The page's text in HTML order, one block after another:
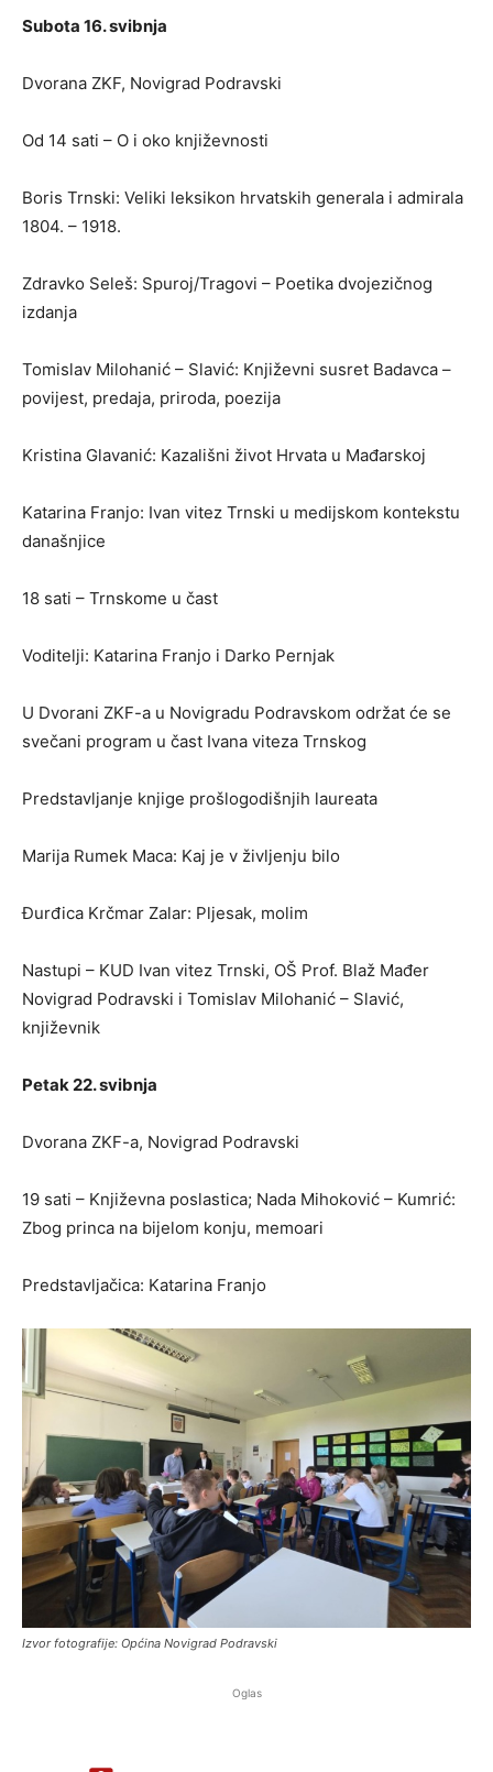
Subota 16. svibnja
Dvorana ZKF, Novigrad Podravski
Od 14 sati – O i oko književnosti
Boris Trnski: Veliki leksikon hrvatskih generala i admirala
1804. – 1918.
Zdravko Seleš: Spuroj/Tragovi – Poetika dvojezičnog
izdanja
Tomislav Milohanić – Slavić: Književni susret Badavca –
povijest, predaja, priroda, poezija
Kristina Glavanić: Kazališni život Hrvata u Mađarskoj
Katarina Franjo: Ivan vitez Trnski u medijskom kontekstu
današnjice
18 sati – Trnskome u čast
Voditelji: Katarina Franjo i Darko Pernjak
U Dvorani ZKF-a u Novigradu Podravskom održat će se
svečani program u čast Ivana viteza Trnskog
Predstavljanje knjige prošlogodišnjih laureata
Marija Rumek Maca: Kaj je v življenju bilo
Đurđica Krčmar Zalar: Pljesak, molim
Nastupi – KUD Ivan vitez Trnski, OŠ Prof. Blaž Mađer
Novigrad Podravski i Tomislav Milohanić – Slavić,
književnik
Petak 22. svibnja
Dvorana ZKF-a, Novigrad Podravski
19 sati – Književna poslastica; Nada Mihoković – Kumrić:
Zbog princa na bijelom konju, memoari
Predstavljačica: Katarina Franjo
Izvor fotografije: Općina Novigrad Podravski
Oglas